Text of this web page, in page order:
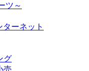
ツ～
ーネット
グ